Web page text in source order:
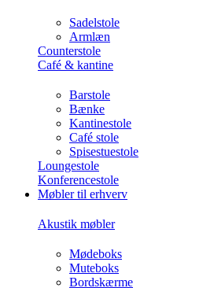
Sadelstole
Armlæn
Counterstole
Café & kantine
Barstole
Bænke
Kantinestole
Café stole
Spisestuestole
Loungestole
Konferencestole
Møbler til erhverv
Akustik møbler
Mødeboks
Muteboks
Bordskærme